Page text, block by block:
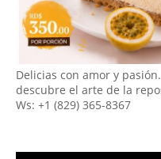
Delicias con amor y
descubre el arte de la
Ws: +1 (829) 365-8367